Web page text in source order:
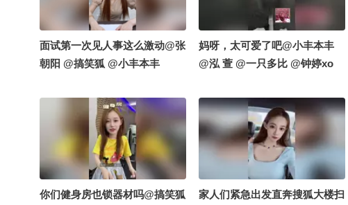
面试第一次见人事这么激动@张
朝阳 @搞笑狐 @小丰本丰
妈呀，太可爱了吧@小丰本丰
@泓 萱 @一只多比 @钟婷xo
你们健身房也锁器材吗@搞笑狐
家人们紧急出发直奔搜狐大楼扫